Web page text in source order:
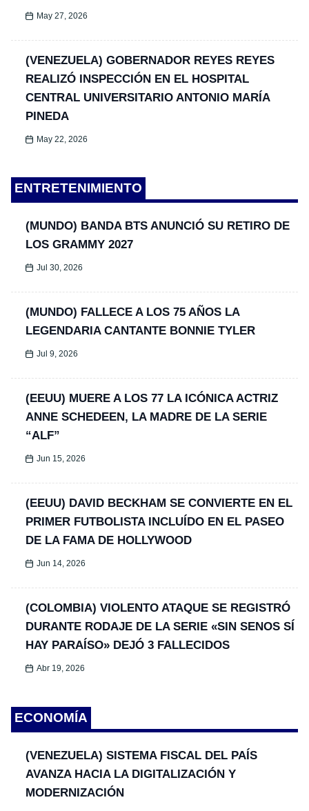
May 27, 2026
(VENEZUELA) GOBERNADOR REYES REYES
REALIZÓ INSPECCIÓN EN EL HOSPITAL
CENTRAL UNIVERSITARIO ANTONIO MARÍA
PINEDA
May 22, 2026
ENTRETENIMIENTO
(MUNDO) BANDA BTS ANUNCIÓ SU RETIRO DE
LOS GRAMMY 2027
Jul 30, 2026
(MUNDO) FALLECE A LOS 75 AÑOS LA
LEGENDARIA CANTANTE BONNIE TYLER
Jul 9, 2026
(EEUU) MUERE A LOS 77 LA ICÓNICA ACTRIZ
ANNE SCHEDEEN, LA MADRE DE LA SERIE
“ALF”
Jun 15, 2026
(EEUU) DAVID BECKHAM SE CONVIERTE EN EL
PRIMER FUTBOLISTA INCLUÍDO EN EL PASEO
DE LA FAMA DE HOLLYWOOD
Jun 14, 2026
(COLOMBIA) VIOLENTO ATAQUE SE REGISTRÓ
DURANTE RODAJE DE LA SERIE «SIN SENOS SÍ
HAY PARAÍSO» DEJÓ 3 FALLECIDOS
Abr 19, 2026
ECONOMÍA
(VENEZUELA) SISTEMA FISCAL DEL PAÍS
AVANZA HACIA LA DIGITALIZACIÓN Y
MODERNIZACIÓN